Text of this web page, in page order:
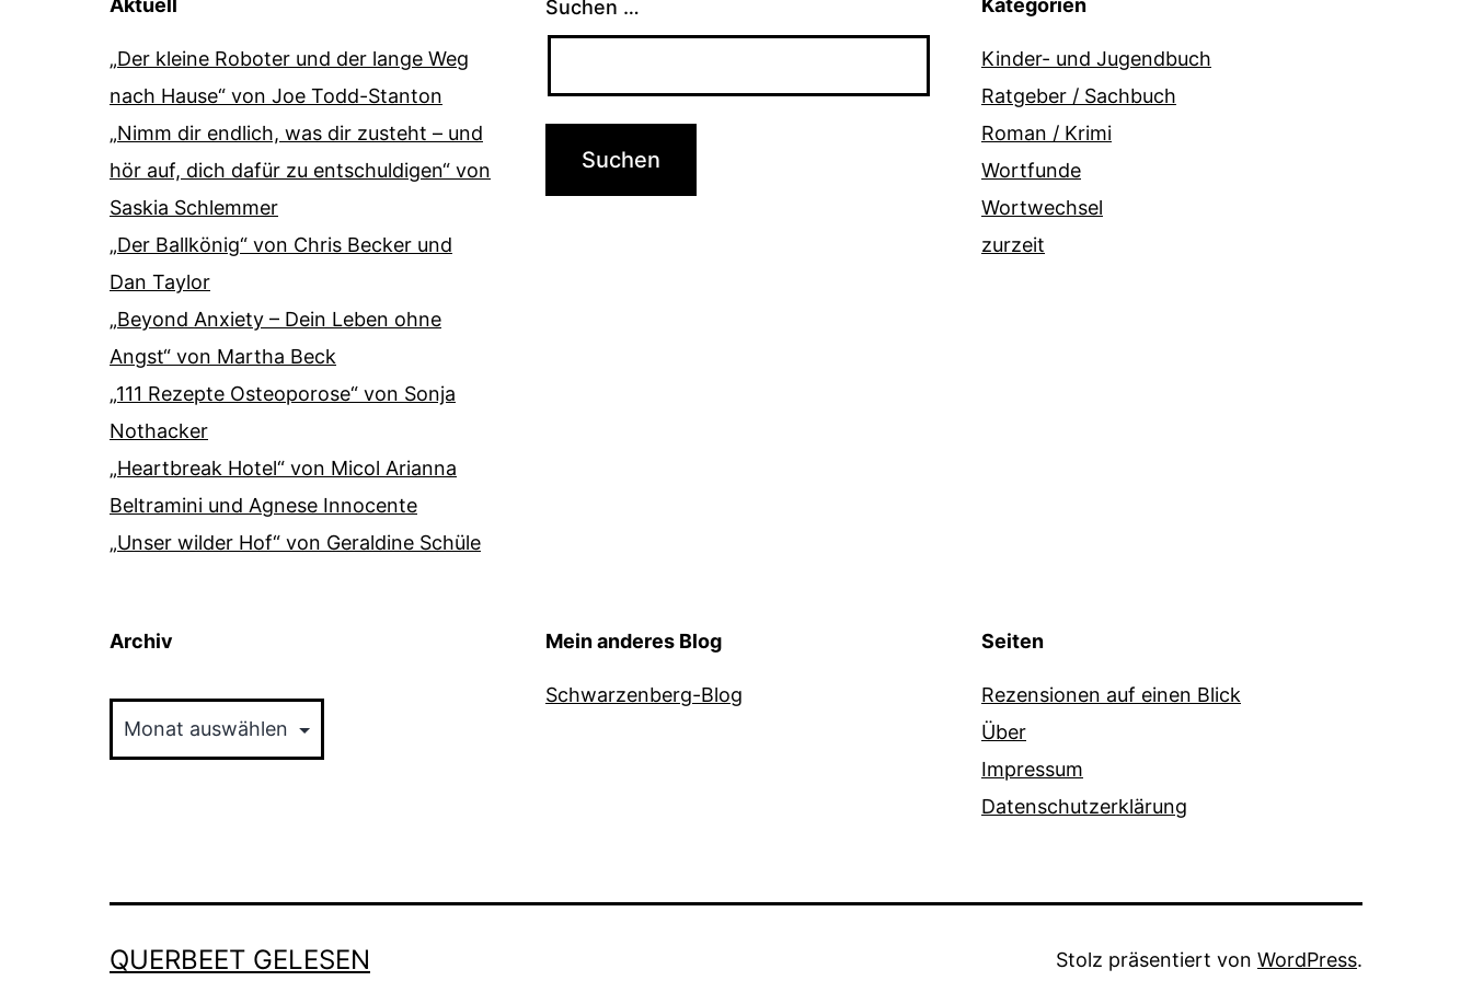
Aktuell
„Der kleine Roboter und der lange Weg
nach Hause“ von Joe Todd-Stanton
„Nimm dir endlich, was dir zusteht – und
hör auf, dich dafür zu entschuldigen“ von
Saskia Schlemmer
„Der Ballkönig“ von Chris Becker und
Dan Taylor
„Beyond Anxiety – Dein Leben ohne
Angst“ von Martha Beck
„111 Rezepte Osteoporose“ von Sonja
Nothacker
„Heartbreak Hotel“ von Micol Arianna
Beltramini und Agnese Innocente
„Unser wilder Hof“ von Geraldine Schüle
Suchen … Kategorien
Kinder- und Jugendbuch
Ratgeber / Sachbuch
Roman / Krimi
Wortfunde
Wortwechsel
zurzeit
Archiv Mein anderes Blog
Schwarzenberg-Blog
Seiten
Rezensionen auf einen Blick
Über
Impressum
Datenschutzerklärung
QUERBEET GELESEN Stolz präsentiert von WordPress.